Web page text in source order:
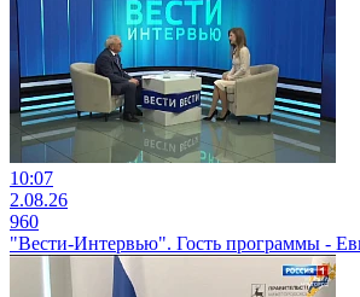
10:07
2.08.26
960
"Вести-Интервью". Гость программы -